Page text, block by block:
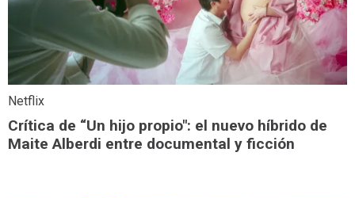
Netflix
Crítica de “Un hijo propio": el nuevo híbrido de
Maite Alberdi entre documental y ficción